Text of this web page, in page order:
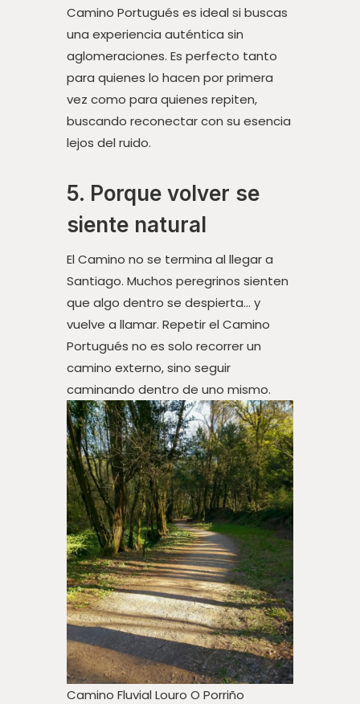
Camino Portugués es ideal si buscas
una experiencia auténtica sin
aglomeraciones. Es perfecto tanto
para quienes lo hacen por primera
vez como para quienes repiten,
buscando reconectar con su esencia
lejos del ruido.
5. Porque volver se
siente natural
El Camino no se termina al llegar a
Santiago. Muchos peregrinos sienten
que algo dentro se despierta… y
vuelve a llamar. Repetir el Camino
Portugués no es solo recorrer un
camino externo, sino seguir
caminando dentro de uno mismo.
Camino Fluvial Louro O Porriño